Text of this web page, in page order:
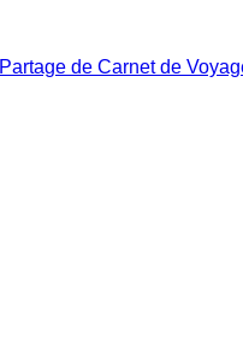
Partage de Carnet de